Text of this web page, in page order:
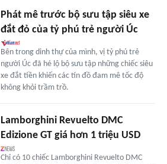
Phát mê trước bộ sưu tập siêu xe
đắt đỏ của tỷ phú trẻ người Úc
Bên trong dinh thự của mình, vị tỷ phú trẻ
người Úc đã hé lộ bộ sưu tập những chiếc siêu
xe đắt tiền khiến các tín đồ đam mê tốc độ
không khỏi trầm trồ.
Lamborghini Revuelto DMC
Edizione GT giá hơn 1 triệu USD
Chỉ có 10 chiếc Lamborghini Revuelto DMC